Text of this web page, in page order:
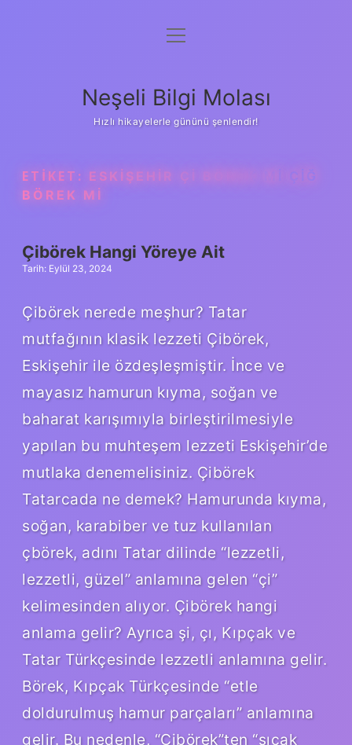
Anasayfa
Yasal Uyarı
menüyü
Neşeli Bilgi Molası
Hızlı hikayelerle gününü şenlendir!
ETIKET: ESKIŞEHIR ÇI BÖREK MI ÇIĞ
BÖREK MI
Çibörek Hangi Yöreye Ait
Tarih: Eylül 23, 2024
Çibörek nerede meşhur? Tatar
mutfağının klasik lezzeti Çibörek,
Eskişehir ile özdeşleşmiştir. İnce ve
mayasız hamurun kıyma, soğan ve
baharat karışımıyla birleştirilmesiyle
yapılan bu muhteşem lezzeti Eskişehir’de
mutlaka denemelisiniz. Çibörek
Tatarcada ne demek? Hamurunda kıyma,
soğan, karabiber ve tuz kullanılan
çbörek, adını Tatar dilinde “lezzetli,
lezzetli, güzel” anlamına gelen “çi”
kelimesinden alıyor. Çibörek hangi
anlama gelir? Ayrıca şi, çı, Kıpçak ve
Tatar Türkçesinde lezzetli anlamına gelir.
Börek, Kıpçak Türkçesinde “etle
doldurulmuş hamur parçaları” anlamına
gelir. Bu nedenle, “Çibörek”ten “sıcak